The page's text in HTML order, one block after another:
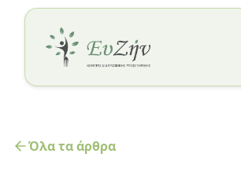
Όλα τα άρθρα